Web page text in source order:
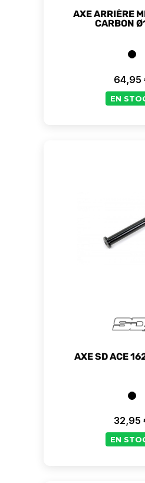
AXE ARRIÈRE
CARBON
64,95
EN
AXE SD ACE
32,95
EN